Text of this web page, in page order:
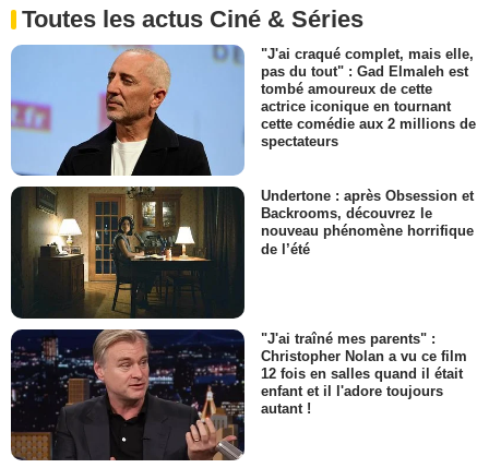
Toutes les actus Ciné & Séries
"J'ai craqué complet, mais elle,
pas du tout" : Gad Elmaleh est
tombé amoureux de cette
actrice iconique en tournant
cette comédie aux 2 millions de
spectateurs
Undertone : après Obsession et
Backrooms, découvrez le
nouveau phénomène horrifique
de l’été
"J'ai traîné mes parents" :
Christopher Nolan a vu ce film
12 fois en salles quand il était
enfant et il l'adore toujours
autant !